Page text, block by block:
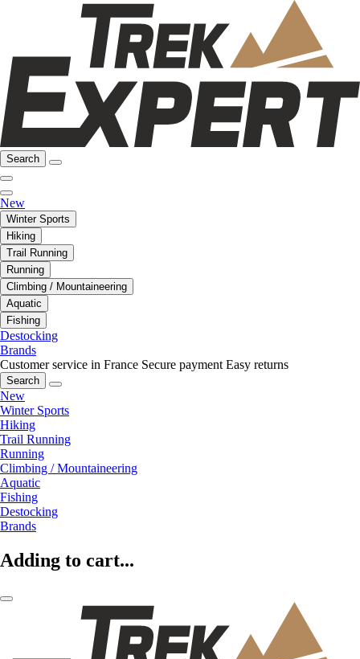
Search
New
Winter Sports
Hiking
Trail Running
Running
Climbing / Mountaineering
Aquatic
Fishing
Destocking
Brands
Customer service in France Secure payment Easy returns
Search
New
Winter Sports
Hiking
Trail Running
Running
Climbing / Mountaineering
Aquatic
Fishing
Destocking
Brands
Adding to cart...